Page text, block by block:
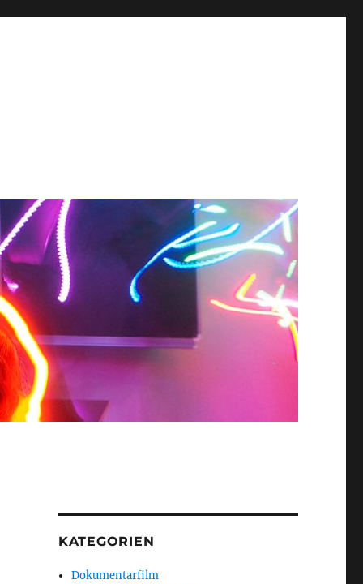
KATEGORIEN
Dokumentarfilm